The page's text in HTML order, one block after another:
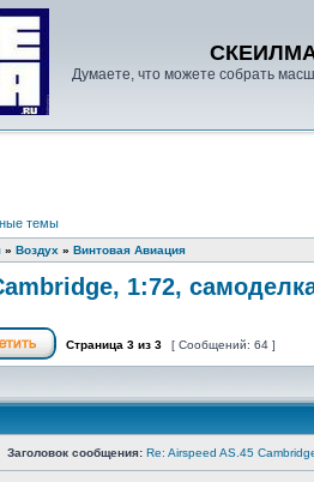
Думаете, что можете собрать
темы
» Воздух » Винтовая Авиация
1:72,
Страница 3 из 3 [ Сообщений: 64 ]
Заголовок сообщения: Re: Airspeed AS.45